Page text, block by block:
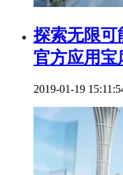
探索无限可
官方应用宝
2019-01-19